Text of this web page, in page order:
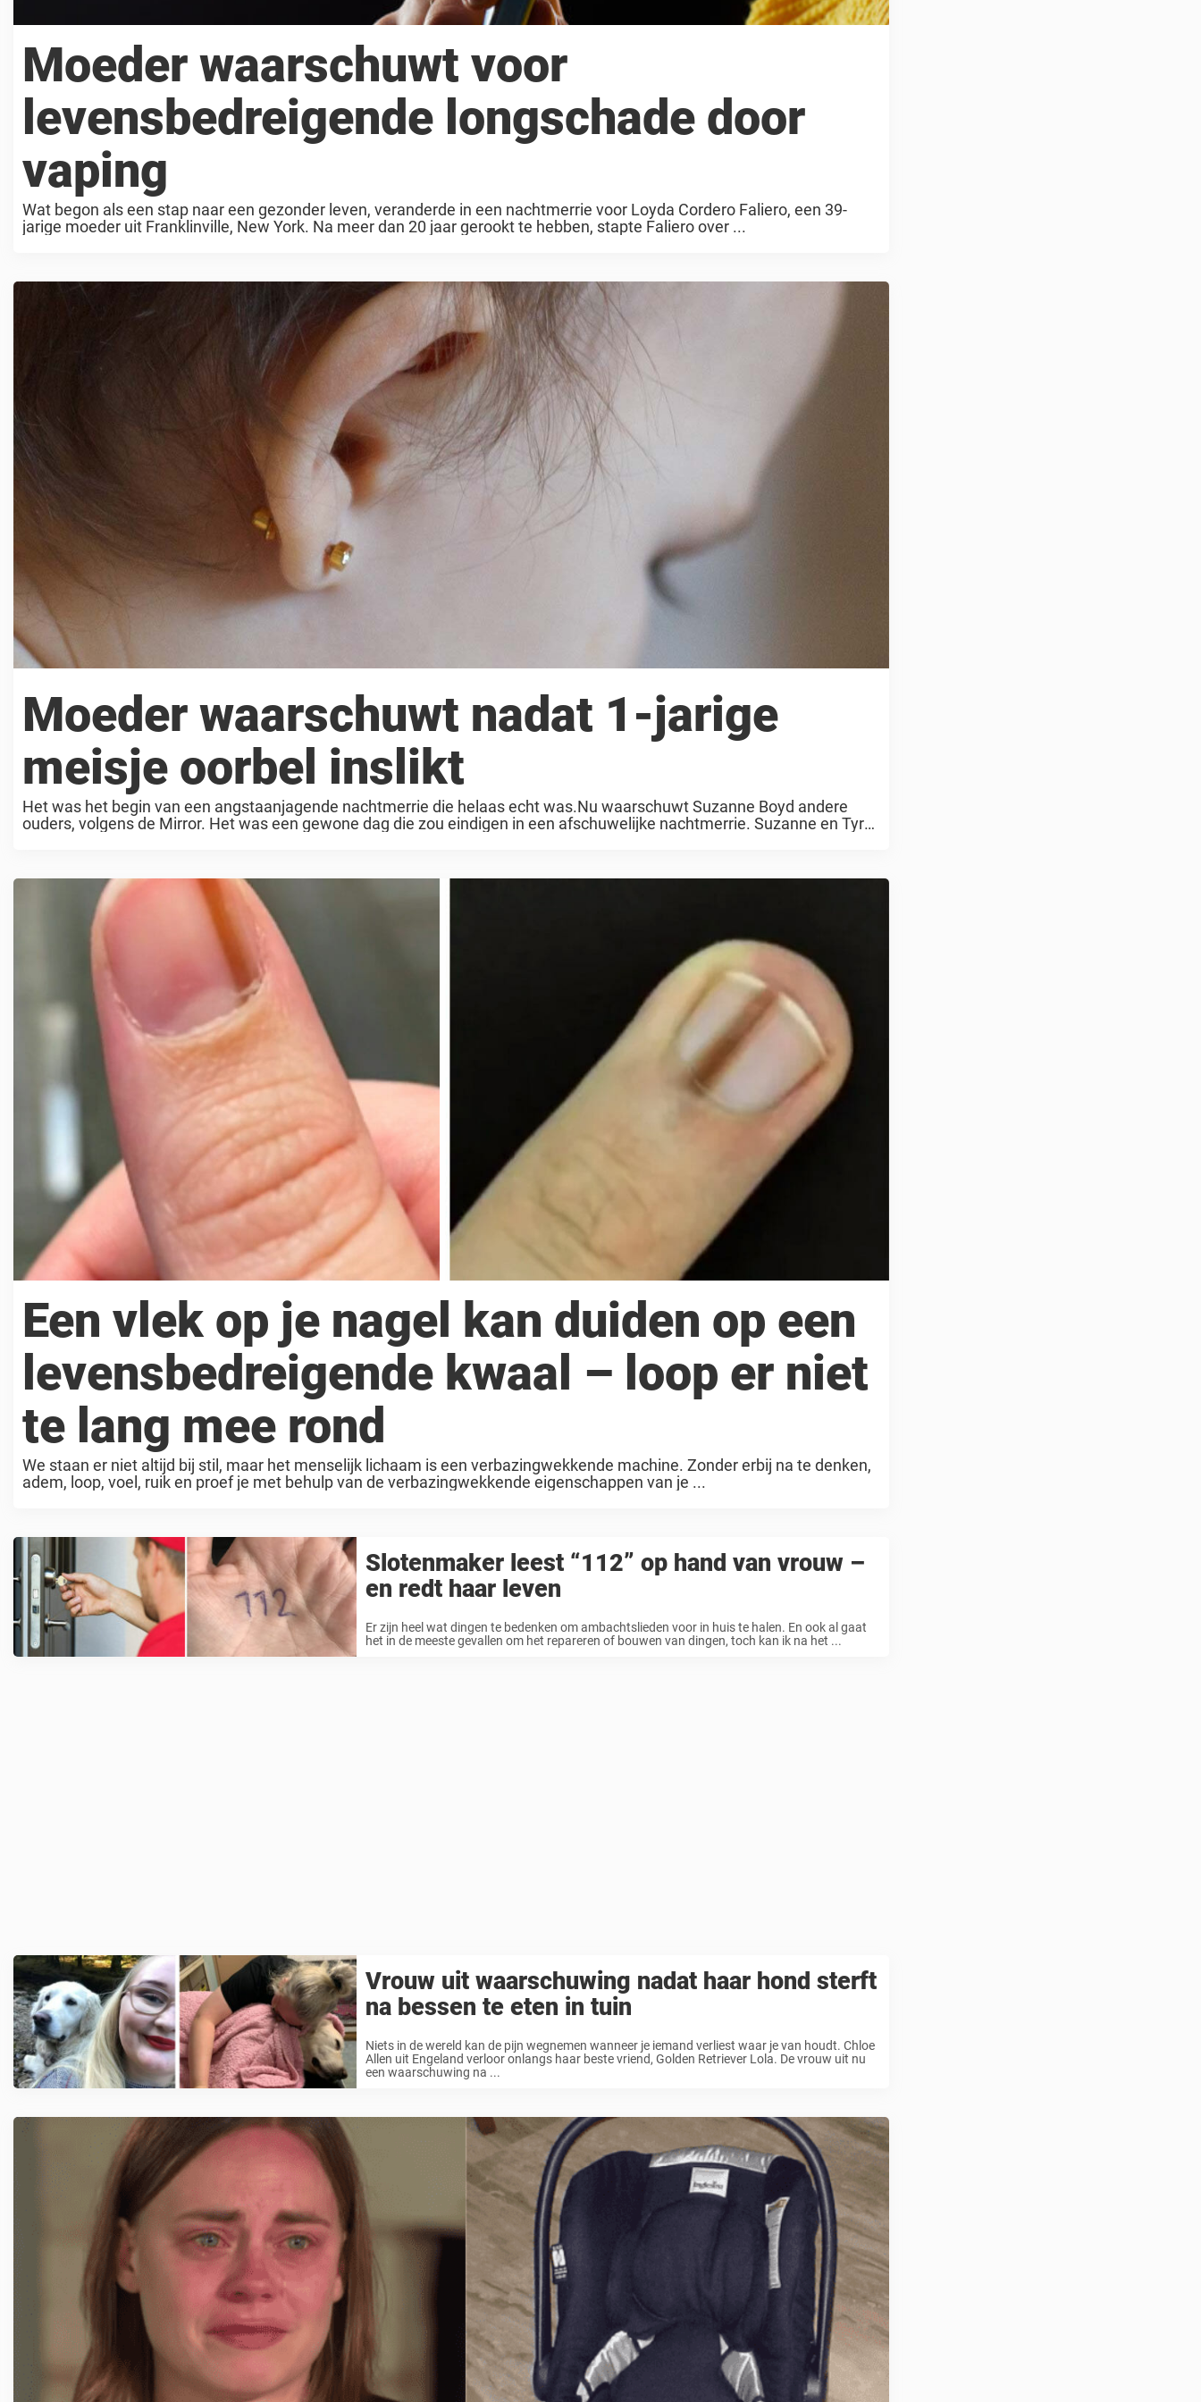
Moeder waarschuwt voor
levensbedreigende longschade door
vaping
Wat begon als een stap naar een gezonder leven, veranderde in een nachtmerrie voor Loyda Cordero Faliero, een 39-
jarige moeder uit Franklinville, New York. Na meer dan 20 jaar gerookt te hebben, stapte Faliero over ...
Moeder waarschuwt nadat 1-jarige
meisje oorbel inslikt
Het was het begin van een angstaanjagende nachtmerrie die helaas echt was.Nu waarschuwt Suzanne Boyd andere
ouders, volgens de Mirror. Het was een gewone dag die zou eindigen in een afschuwelijke nachtmerrie. Suzanne en Tyrell
Een vlek op je nagel kan duiden op een
levensbedreigende kwaal – loop er niet
te lang mee rond
We staan er niet altijd bij stil, maar het menselijk lichaam is een verbazingwekkende machine. Zonder erbij na te denken,
adem, loop, voel, ruik en proef je met behulp van de verbazingwekkende eigenschappen van je ...
Slotenmaker leest “112” op hand van vrouw –
en redt haar leven
Er zijn heel wat dingen te bedenken om ambachtslieden voor in huis te halen. En ook al gaat
het in de meeste gevallen om het repareren of bouwen van dingen, toch kan ik na het ...
Vrouw uit waarschuwing nadat haar hond sterft
na bessen te eten in tuin
Niets in de wereld kan de pijn wegnemen wanneer je iemand verliest waar je van houdt. Chloe
Allen uit Engeland verloor onlangs haar beste vriend, Golden Retriever Lola. De vrouw uit nu
een waarschuwing na ...